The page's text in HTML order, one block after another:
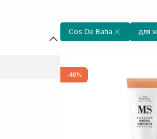
Cos De Baha для
-40%